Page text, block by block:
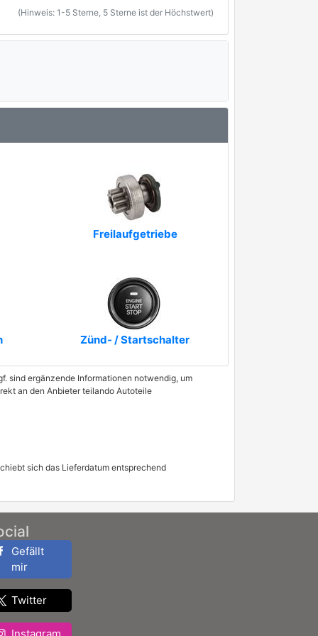
(Hinweis: 1-5 Sterne, 5 Sterne ist der Höchstwert)
Freilaufgetriebe
Zünd- / Startschalter
sind ergänzende Informationen notwendig, um
an den Anbieter teilando Autoteile
sich das Lieferdatum entsprechend
Gefällt
mir
Twitter